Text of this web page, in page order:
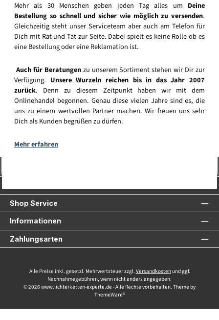
Mehr als 30 Menschen geben jeden Tag alles um Deine
Bestellung so schnell und sicher wie möglich zu versenden.
Gleichzeitig steht unser Serviceteam aber auch am Telefon für
Dich mit Rat und Tat zur Seite. Dabei spielt es keine Rolle ob es
eine Bestellung oder eine Reklamation ist.
Auch für Beratungenzu unserem Sortiment stehen wir Dir zur
Verfügung. Unsere Wurzeln reichen bis in das Jahr 2007
zurück. Denn zu diesem Zeitpunkt haben wir mit dem
Onlinehandel begonnen. Genau diese vielen Jahre sind es, die
uns zu einem wertvollen Partner machen. Wir freuen uns sehr
Dich als Kunden begrüßen zu dürfen.
Mehr erfahren
Shop Service
Informationen
Zahlungsarten
Alle Preise inkl. gesetzl. Mehrwertsteuer zzgl. Versandkostenund ggf.
Nachnahmegebühren, wenn nicht anders angegeben.
© 2026 www.lichterketten-experte.de - Alle Rechte vorbehalten. Theme by
ThemeWare®